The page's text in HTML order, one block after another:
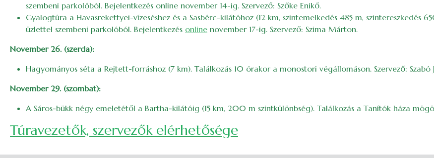
szembeni parkolóból. Bejelentkezés online november 14-ig. Szervező: Szőke Enikő.
Gyalogtúra a Havasrekettyei-vízeséshez és a Sasbérc-kilátóhoz (12 km, szintemelkedés 485 m, szintereszkedés
üzlettel szembeni parkolóból. Bejelentkezés online november 17-ig. Szervező: Szima Márton.
November 26. (szerda):
Hagyományos séta a Rejtett-forráshoz (7 km). Találkozás 10 órakor a monostori végállomáson. Szervező: Szabó
November 29. (szombat):
A Sáros-bükk négy emeletétől a Bartha-kilátóig (15 km, 200 m szintkülönbség). Találkozás a Tanítók háza
Túravezetők, szervezők elérhetősége